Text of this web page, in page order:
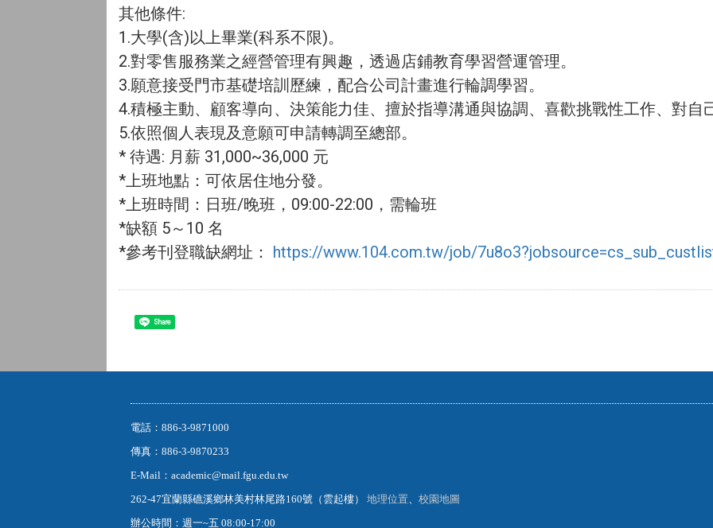
其他條件:
1.大學(含)以上畢業(科系不限)。
2.對零售服務業之經營管理有興趣，透過店鋪教育學習營運管理。
3.願意接受門市基礎培訓歷練，配合公司計畫進行輪調學習。
4.積極主動、顧客導向、決策能力佳、擅於指導溝通與協調、喜歡挑戰性工作、對自
5.依照個人表現及意願可申請轉調至總部。
* 待遇: 月薪 31,000~36,000 元
*上班地點：可依居住地分發。
*上班時間：日班/晚班，09:00-22:00，需輪班
*缺額 5～10 名
*參考刊登職缺網址： https://www.104.com.tw/job/
Share
電話：886-3-9871000
傳真：886-3-9870233
E-Mail：academic@mail.fgu.edu.tw
262-47宜蘭縣礁溪鄉林美村林尾路160號（雲起樓）地理位置 、校園地圖
辦公時間：週一~五 08:00-17:00